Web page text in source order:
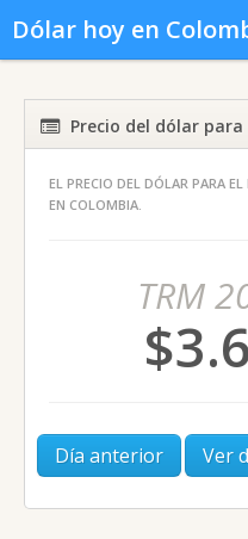
Dólar hoy en
Noticias del dólar
Precio del dólar para
EL PRECIO DEL DÓLAR PARA
EN COLOMBIA.
TRM
Día anterior Ver